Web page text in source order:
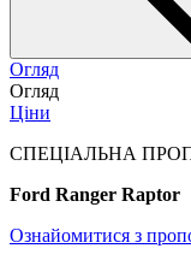
Огляд
Огляд
Ціни
СПЕЦІАЛЬНА
Ford Ranger Raptor
Ознайомитися з